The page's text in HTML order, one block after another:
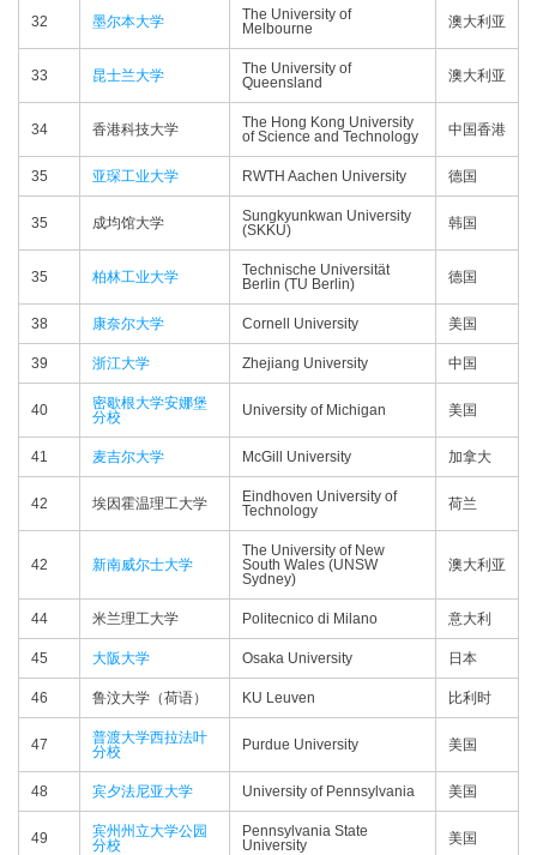
32 墨尔本大学
The University of
Melbourne
澳大利亚
33 昆士兰大学
The University of
Queensland
澳大利亚
34 香港科技大学
The Hong Kong University
of Science and Technology
中国香港
35 亚琛工业大学 RWTH Aachen University 德国
35 成均馆大学
Sungkyunkwan University
(SKKU)
韩国
35 柏林工业大学
Technische Universität
Berlin (TU Berlin)
德国
38 康奈尔大学 Cornell University 美国
39 浙江大学 Zhejiang University 中国
40
密歇根大学安娜堡
分校
University of Michigan 美国
41 麦吉尔大学 McGill University 加拿大
42 埃因霍温理工大学
Eindhoven University of
Technology
荷兰
42 新南威尔士大学
The University of New
South Wales (UNSW
Sydney)
澳大利亚
44 米兰理工大学 Politecnico di Milano 意大利
45 大阪大学 Osaka University 日本
46 鲁汶大学（荷语） KU Leuven 比利时
47
普渡大学西拉法叶
分校
Purdue University 美国
48 宾夕法尼亚大学 University of Pennsylvania 美国
49
宾州州立大学公园
分校
Pennsylvania State
University
美国